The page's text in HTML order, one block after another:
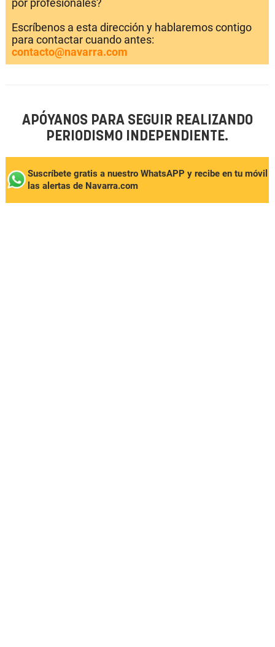
por profesionales?
Escríbenos a esta dirección y hablaremos contigo
para contactar cuando antes:
contacto@navarra.com
APÓYANOS PARA SEGUIR REALIZANDO
PERIODISMO INDEPENDIENTE.
Suscríbete gratis a nuestro WhatsAPP y recibe en tu móvil
las alertas de Navarra.com